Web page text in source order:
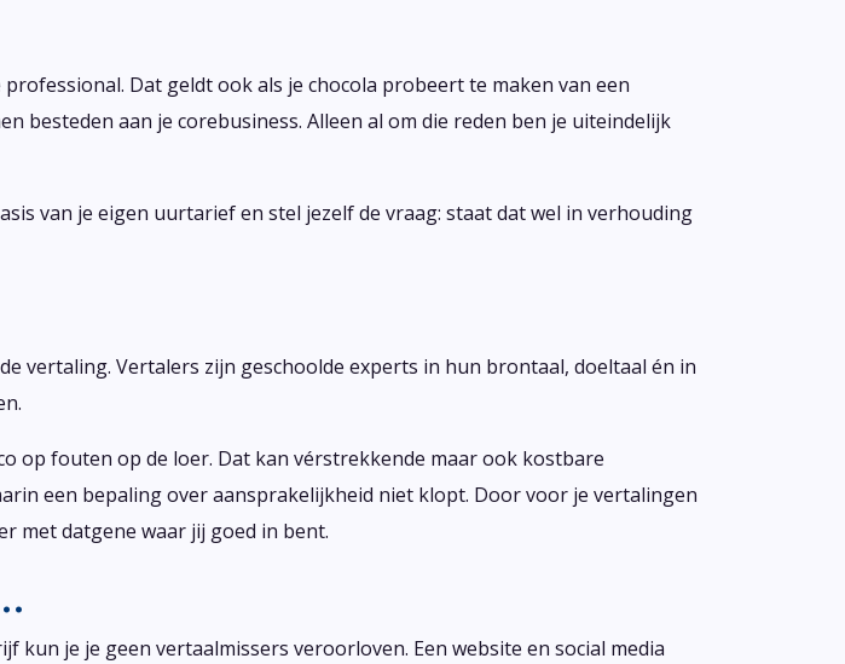
Dat geldt ook als je chocola probeert te maken van een
besteden aan je corebusiness. Alleen al om die reden ben je uiteindelijk
van je eigen uurtarief en stel jezelf de vraag: staat dat wel in verhouding
vertaling. Vertalers zijn geschoolde experts in hun brontaal, doeltaal én in
op fouten op de loer. Dat kan vérstrekkende maar ook kostbare
een bepaling over aansprakelijkheid niet klopt. Door voor je vertalingen
met datgene waar jij goed in bent.
je je geen vertaalmissers veroorloven. Een website en social media